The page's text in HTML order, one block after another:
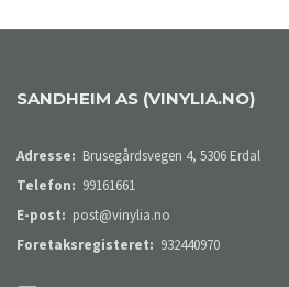
SANDHEIM AS (VINYLIA.NO)
Adresse: Brusegårdsvegen 4, 5306 Erdal
Telefon: 99161661
E-post: post@vinylia.no
Foretaksregisteret: 932440970